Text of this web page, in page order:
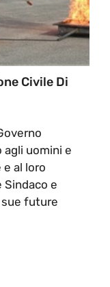
Civile Di
uomini e
al loro
e
future